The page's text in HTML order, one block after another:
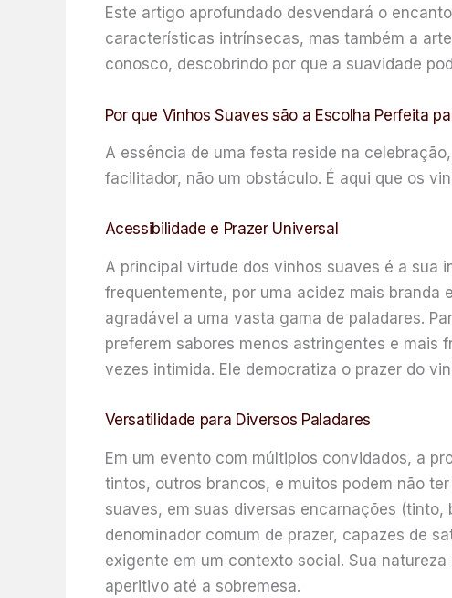
Este artigo aprofundado desvendará o
características intrínsecas, mas também a
conosco, descobrindo por que a suavidade
Por que Vinhos Suaves são a Escolha Perfeita
A essência de uma festa reside na
facilitador, não um obstáculo. É aqui que os
Acessibilidade e Prazer Universal
A principal virtude dos vinhos suaves é a sua
frequentemente, por uma acidez mais branda
agradável a uma vasta gama de paladares.
preferem sabores menos astringentes e mais
vezes intimida. Ele democratiza o prazer do
Versatilidade para Diversos Paladares
Em um evento com múltiplos convidados, a
tintos, outros brancos, e muitos podem não
suaves, em suas diversas encarnações
denominador comum de prazer, capazes de
exigente em um contexto social. Sua
aperitivo até a sobremesa.